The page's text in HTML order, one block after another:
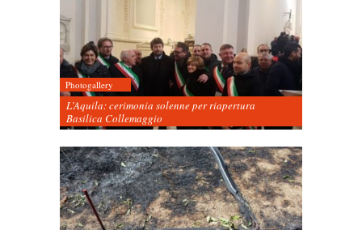
Photogallery
L’Aquila: cerimonia solenne per riapertura
Basilica Collemaggio